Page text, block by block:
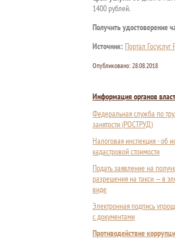
1400 рублей.
Получить удостоверение
Источник: Портал Госуслуг
Опубликовано: 28.08.2018
Информация органов
Федеральная служба по
занятости (РОСТРУД)
Налоговая инспекция - об
кадастровой стоимости
Подать заявление на
разрешения на такси — в
виде
Электронная подпись
с документами
Противодействие